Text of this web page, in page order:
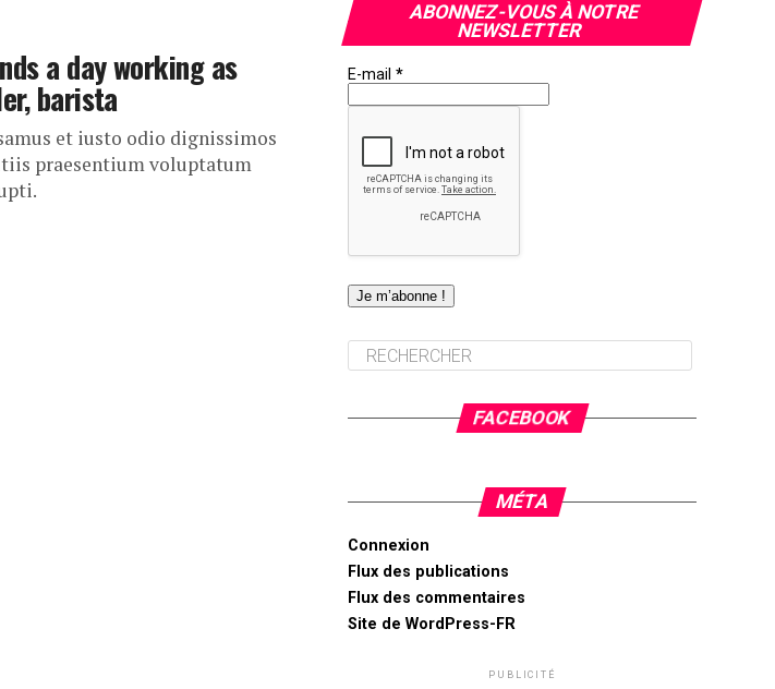
a day working as
barista
et iusto odio dignissimos
praesentium voluptatum
ABONNEZ-VOUS À NOTRE
NEWSLETTER
E-mail *
FACEBOOK
MÉTA
Connexion
Flux des publications
Flux des commentaires
Site de WordPress-FR
PUBLICITÉ